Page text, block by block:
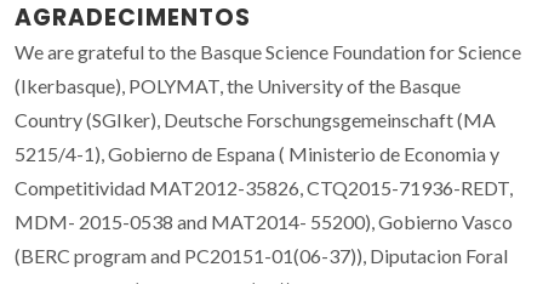
AGRADECIMENTOS
We are grateful to the Basque Science Foundation for Science
(Ikerbasque), POLYMAT, the University of the Basque
Country (SGIker), Deutsche Forschungsgemeinschaft (MA
5215/4-1), Gobierno de Espana ( Ministerio de Economia y
Competitividad MAT2012-35826, CTQ2015-71936-REDT,
MDM- 2015-0538 and MAT2014- 55200), Gobierno Vasco
(BERC program and PC20151-01(06-37)), Diputacion Foral